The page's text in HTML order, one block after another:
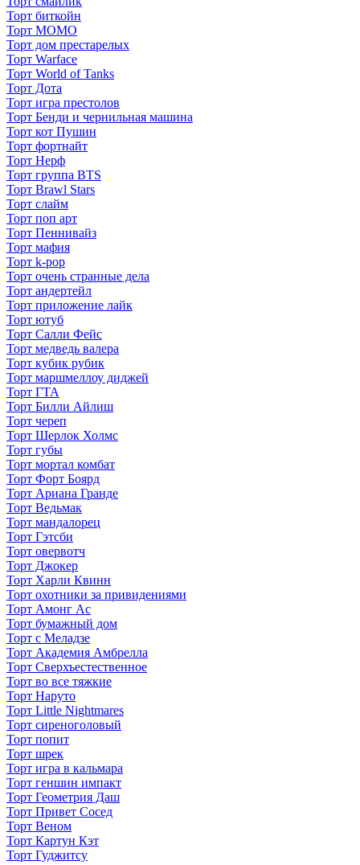
Торт биткойн
Торт МОМО
Торт дом престарелых
Торт Warface
Торт World of Tanks
Торт Дота
Торт игра престолов
Торт Бенди и чернильная машина
Торт кот Пушин
Торт фортнайт
Торт Нерф
Торт группа BTS
Торт Brawl Stars
Торт слайм
Торт поп арт
Торт Пеннивайз
Торт мафия
Торт k-pop
Торт очень странные дела
Торт андертейл
Торт приложение лайк
Торт ютуб
Торт Салли Фейс
Торт медведь валера
Торт кубик рубик
Торт маршмеллоу диджей
Торт ГТА
Торт Билли Айлиш
Торт череп
Торт Шерлок Холмс
Торт губы
Торт мортал комбат
Торт Форт Боярд
Торт Ариана Гранде
Торт Ведьмак
Торт мандалорец
Торт Гэтсби
Торт овервотч
Торт Джокер
Торт Харли Квинн
Торт охотники за привидениями
Торт Амонг Ас
Торт бумажный дом
Торт с Меладзе
Торт Академия Амбрелла
Торт Сверхъестественное
Торт во все тяжкие
Торт Наруто
Торт Little Nightmares
Торт сиреноголовый
Торт попит
Торт шрек
Торт игра в кальмара
Торт геншин импакт
Торт Геометрия Даш
Торт Привет Сосед
Торт Веном
Торт Картун Кэт
Торт Гуджитсу